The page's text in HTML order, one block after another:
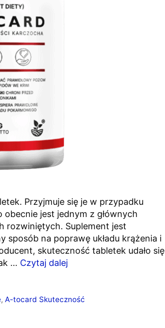
Przyjmuje się je w przypadku
jest jednym z głównych
rozwiniętych. Suplement jest
sposób na poprawę układu krążenia i
skuteczność tabletek udało się
… Czytaj dalej
,A-tocard Skuteczność